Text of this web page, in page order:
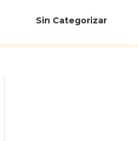
Sin Categorizar